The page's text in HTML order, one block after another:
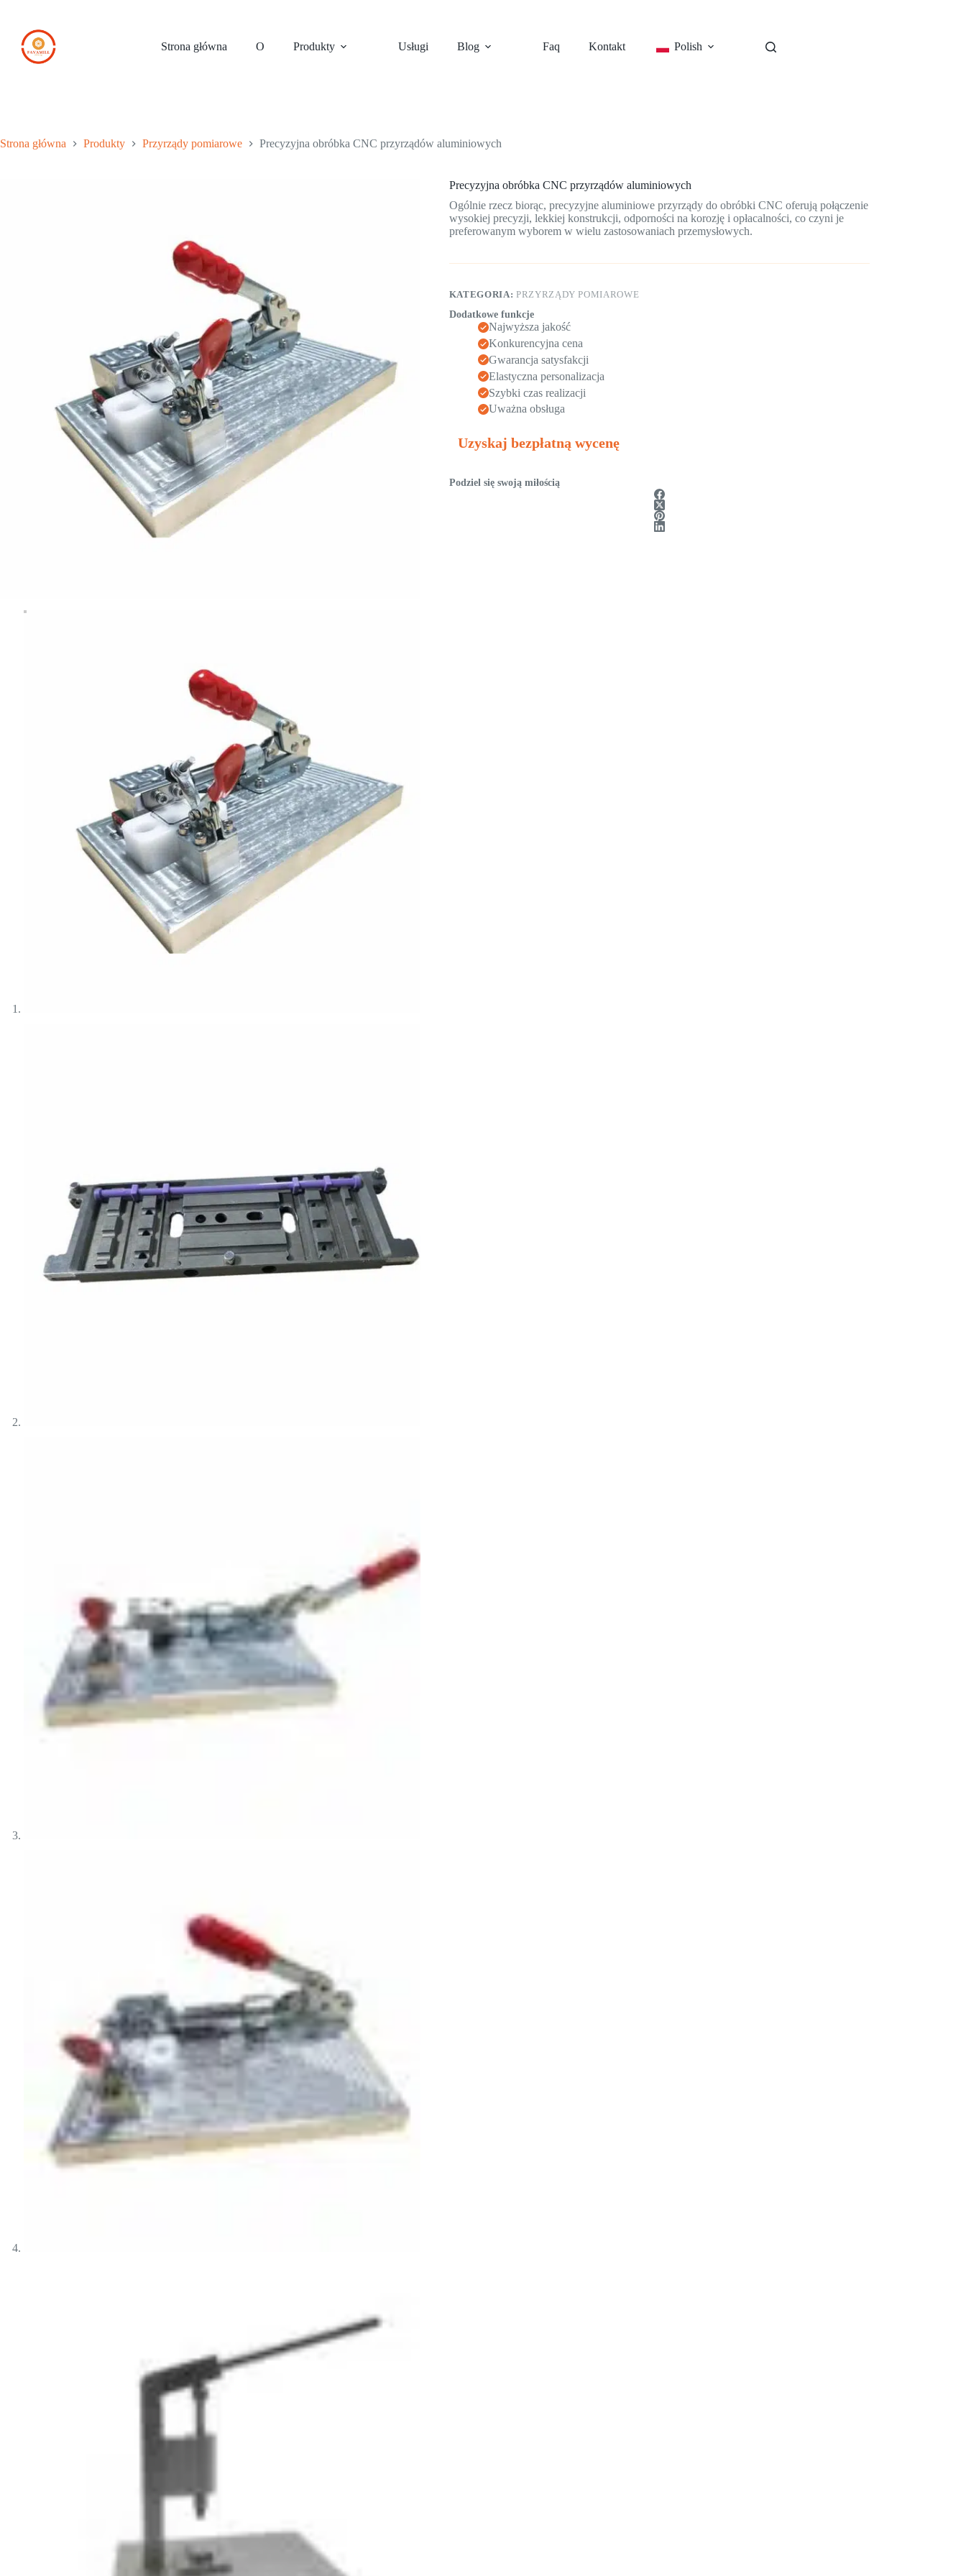
Strona główna
O Produkty Usługi Blog Faq Kontakt Polish
Strona główna Produkty Przyrządy pomiarowe Precyzyjna obróbka CNC przyrządów aluminiowych
Precyzyjna obróbka CNC przyrządów aluminiowych
Ogólnie rzecz biorąc, precyzyjne aluminiowe przyrządy do obróbki CNC oferują połączenie
wysokiej precyzji, lekkiej konstrukcji, odporności na korozję i opłacalności, co czyni je
preferowanym wyborem w wielu zastosowaniach przemysłowych.
KATEGORIA: PRZYRZĄDY POMIAROWE
Dodatkowe funkcje
Najwyższa jakość
Konkurencyjna cena
Gwarancja satysfakcji
Elastyczna personalizacja
Szybki czas realizacji
Uważna obsługa
Uzyskaj bezpłatną wycenę
Podziel się swoją miłością